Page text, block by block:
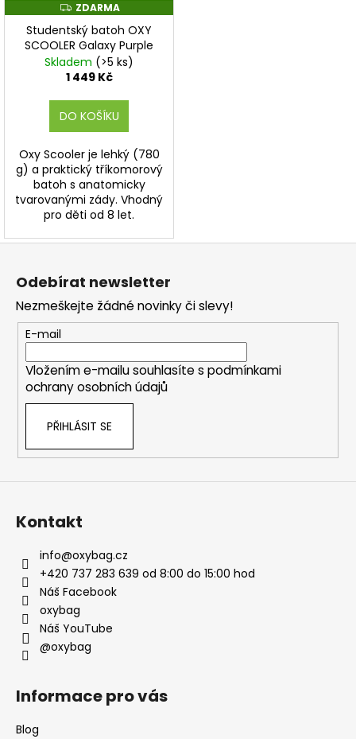
Z
D
A
R
M
A
ZDARMA
Studentský batoh OXY
SCOOLER Galaxy Purple
Skladem (>5 ks)
1 449 Kč
DO KOŠÍKU
Oxy Scooler je lehký (780
g) a praktický tříkomorový
batoh s anatomicky
tvarovanými zády. Vhodný
pro děti od 8 let.
Z
Odebírat newsletter
Nezmeškejte žádné novinky či slevy!
E-mail
Vložením e-mailu souhlasíte s podmínkami
ochrany osobních údajů
PŘIHLÁSIT SE
Kontakt
info@oxybag.cz
+420 737 283 639 od 8:00 do 15:00 hod
Náš Facebook
oxybag
Náš YouTube
@oxybag
Informace pro vás
Blog